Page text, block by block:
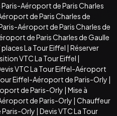
Paris-Aéroport de Paris Charles
de Paris Charles de
Aéroport de Paris Charles de
de Paris Charles de Gaulle
places La Tour Eiffel | Réserver
VTC La Tour Eiffel |
VTC La Tour Eiffel-Aéroport
Eiffel-Aéroport de Paris-Orly |
de Paris-Orly | Mise à
de Paris-Orly | Chauffeur
Paris-Orly | Devis VTC La Tour